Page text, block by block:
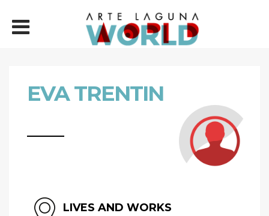
EVA TRENTIN
LIVES AND WORKS